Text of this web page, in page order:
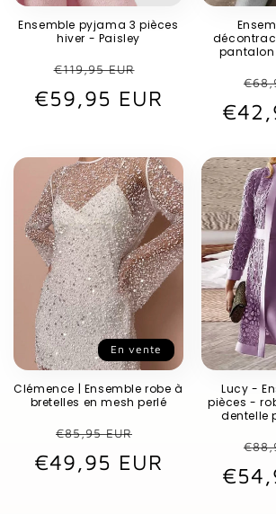
Ensemble pyjama 3 pièces
hiver - Paisley
Prix
habituel
€119,95 EUR
€59,95 EUR
En vente
Clémence | Ensemble robe à
bretelles en mesh perlé
Prix
habituel
€85,95 EUR
€49,95 EUR
Lucy -
pièces -
dentelle